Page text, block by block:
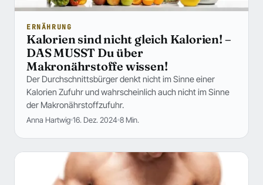
ERNÄHRUNG
Kalorien sind nicht gleich Kalorien! –
DAS MUSST Du über
Makronährstoffe wissen!
Der Durchschnittsbürger denkt nicht im Sinne einer
Kalorien Zufuhr und wahrscheinlich auch nicht im Sinne
der Makronährstoffzufuhr.
Anna Hartwig 16. Dez. 2024 8 Min.